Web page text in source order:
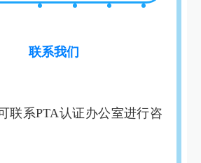
联系我们
联系PTA认证办公室进行咨